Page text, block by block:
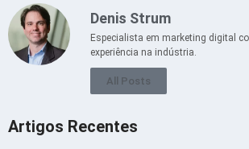
Denis Strum
Especialista em marketing digital
experiência na indústria.
All Posts
Artigos Recentes